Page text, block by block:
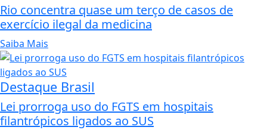
Rio concentra quase um terço de casos de
exercício ilegal da medicina
Saiba Mais
Destaque Brasil
Lei prorroga uso do FGTS em hospitais
filantrópicos ligados ao SUS